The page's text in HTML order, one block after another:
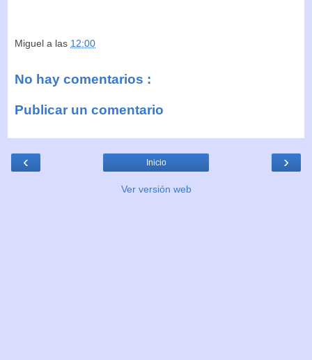
Miguel a las 12:00
No hay comentarios :
Publicar un comentario
‹ ›
Inicio
Ver versión web